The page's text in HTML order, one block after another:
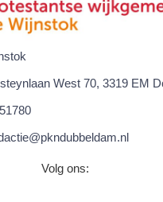
West 70, 3319 EM
Volg ons: